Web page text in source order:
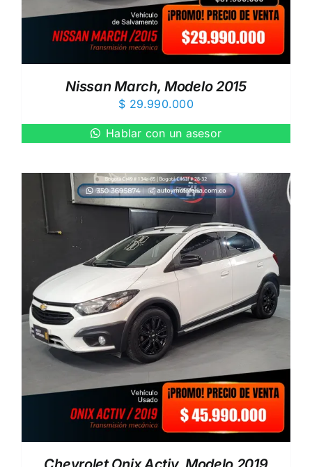
Nissan March, Modelo 2015
$ 29.990.000
Hablar con un asesor